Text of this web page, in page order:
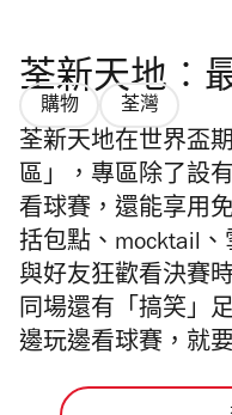
荃新天地︰
購物 荃灣
荃新天地在世界盃
區」，專區除了設
看球賽，還能享用
括包點、mocktail
與好友狂歡看決賽
同場還有「搞笑」
邊玩邊看球賽，就